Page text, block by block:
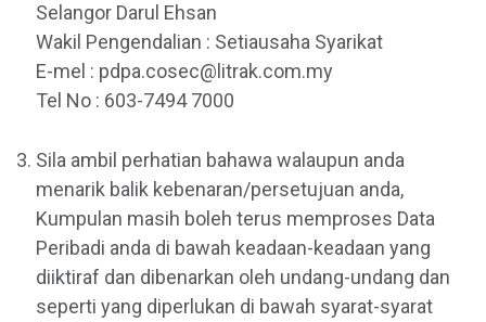
Selangor Darul Ehsan
Wakil Pengendalian : Setiausaha Syarikat
E-mel : pdpa.cosec@litrak.com.my
Tel No : 603-7494 7000
Sila ambil perhatian bahawa walaupun anda
menarik balik kebenaran/persetujuan anda,
Kumpulan masih boleh terus memproses Data
Peribadi anda di bawah keadaan-keadaan yang
diiktiraf dan dibenarkan oleh undang-undang dan
seperti yang diperlukan di bawah syarat-syarat